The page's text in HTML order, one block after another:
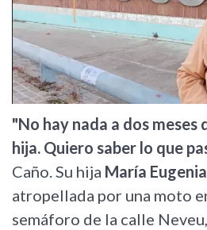
"No hay nada a dos meses
hija. Quiero saber lo que
Caño. Su hija María
atropellada por una moto
semáforo de la calle